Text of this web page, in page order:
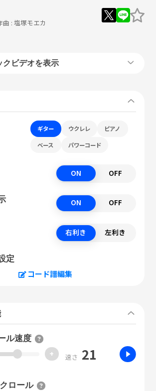
曲 : 塩塚モエカ
クビデオを表示
ギター ウクレレ ピアノ
ベース パワーコード
ON OFF
ON OFF
右利き 左利き
定
コード譜編集
ル速度
+ 速さ 21
ロール